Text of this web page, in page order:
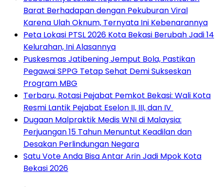
Barat Berhadapan dengan Pekuburan Viral
Karena Ulah Oknum, Ternyata Ini Kebenarannya
Peta Lokasi PTSL 2026 Kota Bekasi Berubah Jadi 14
Kelurahan, Ini Alasannya
Puskesmas Jatibening Jemput Bola, Pastikan
Pegawai SPPG Tetap Sehat Demi Sukseskan
Program MBG
‎Terbaru, Rotasi Pejabat Pemkot Bekasi: Wali Kota
Resmi Lantik Pejabat Eselon II, III, dan IV ‎
‎Dugaan Malpraktik Medis WNI di Malaysia:
Perjuangan 15 Tahun Menuntut Keadilan dan
Desakan Perlindungan Negara
Satu Vote Anda Bisa Antar Arin Jadi Mpok Kota
Bekasi 2026